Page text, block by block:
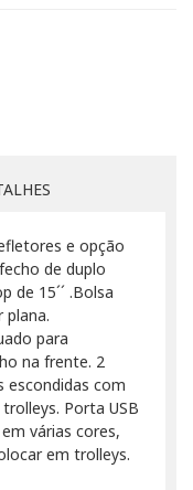
e opção
de duplo
15´´ .Bolsa
para
na frente. 2
escondidas com
Porta USB
várias cores,
em trolleys.